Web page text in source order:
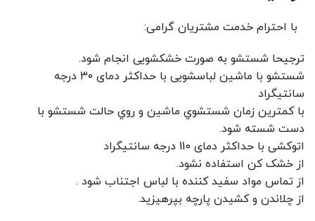
با احترام خدمت مشتریان گرامی:
ترجیحا شستشو به صورت خشکشویی انجام شود.
شستشو با ماشین لباسشویی با حداکثر دمای ۳۰ درجه
سانتیگراد
با کمترين زمان شستشوي ماشين و روي حالت شستشو با
دست شسته شود.
اتوکشی با حداکثر دمای 110 درجه سانتیگراد
از خشک کن استفاده نشود.
از تماس مواد سفید کننده با لباس اجتناب شود .
از چلاندن و کشيدن پارچه بپرهيزيد.